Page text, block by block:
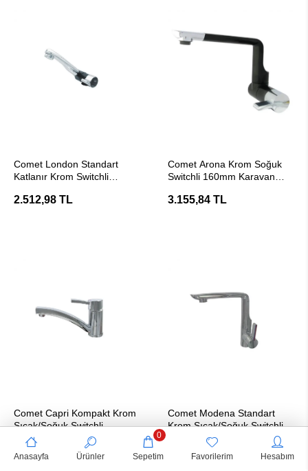
Comet London Standart
Katlanır Krom Switchli
2.512,98 TL
Comet Arona Krom Soğuk
Switchli 160mm Karavan
3.155,84 TL
Comet Capri Kompakt Krom
Sıcak/Soğuk Switchli
Karavan Musluğu
4.266,23 TL
Comet Modena Standart
Krom Sıcak/Soğuk Switchli
Karavan Musluğu
5.124,87 TL
Anasayfa Ürünler Sepetim
0
Favorilerim Hesabım